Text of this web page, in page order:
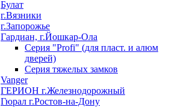
Булат
г.Вязники
г.Запорожье
Гардиан, г.Йошкар-Ола
Серия "Profi" (для пласт. и алюм
дверей)
Серия тяжелых замков
Vanger
ГЕРИОН г.Железнодорожный
Гюрал г.Ростов-на-Дону